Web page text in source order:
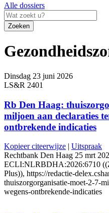
Alle dossiers
Zoeken
Dinsdag 23 juni 2026
LS&R 2401
Rb Den Haag:
miljoen aan declaraties
ontbrekende indicaties
Kopieer citeerwijze | Uitspraak
Rechtbank Den Haag 25 mrt
ECLI:NLRBDHA:2026:6710
Plus)), https://redactie-
thuiszorgorganisatie-moet-2-7-
wegens-ontbrekende-indicaties